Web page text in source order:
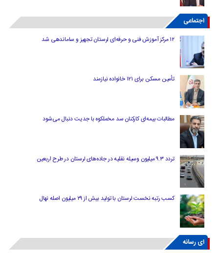
اجتماعی
۱۲ مرکز آموزش فنی و حرفه‌ای لرستان تجهیز و ساماندهی شد
تأمین مسکن برای ۱۲۱ خانواده نیازمند
مطالبات بیمه‌ای کارکنان سد مخملکوه با جدیت دنبال می‌شود
تردد ۹.۳ میلیون وسیله نقلیه در جاده‌های لرستان در طرح اربعین
کسب رتبه نخست لرستان با تولید بیش از ۲۹ میلیون اصله نهال
ای رسانه